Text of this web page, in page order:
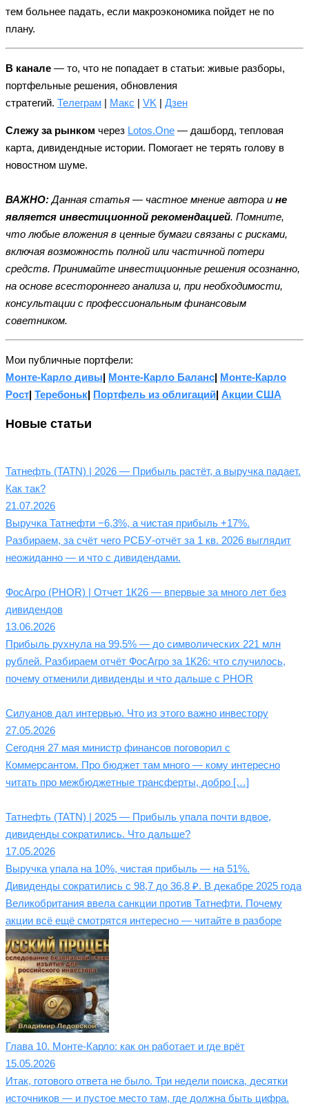
тем больнее падать, если макроэкономика пойдет не по
плану.
В канале — то, что не попадает в статьи: живые разборы,
портфельные решения, обновления
стратегий. Телеграм | Макс | VK | Дзен
Слежу за рынком через Lotos.One — дашборд, тепловая
карта, дивидендные истории. Помогает не терять голову в
новостном шуме.
ВАЖНО:Данная статья — частное мнение автора и не
является инвестиционной рекомендацией. Помните,
что любые вложения в ценные бумаги связаны с рисками,
включая возможность полной или частичной потери
средств. Принимайте инвестиционные решения осознанно,
на основе всестороннего анализа и, при необходимости,
консультации с профессиональным финансовым
советником.
Мои публичные портфели:
Монте-Карло дивы| Монте-Карло Баланс| Монте-Карло
Рост| Теребоньк| Портфель из облигаций| Акции США
Новые статьи
Татнефть (TATN) | 2026 — Прибыль растёт, а выручка падает.
Как так?
21.07.2026
Выручка Татнефти −6,3%, а чистая прибыль +17%.
Разбираем, за счёт чего РСБУ-отчёт за 1 кв. 2026 выглядит
неожиданно — и что с дивидендами.
ФосАгро (PHOR) | Отчет 1К26 — впервые за много лет без
дивидендов
13.06.2026
Прибыль рухнула на 99,5% — до символических 221 млн
рублей. Разбираем отчёт ФосАгро за 1К26: что случилось,
почему отменили дивиденды и что дальше с PHOR
Силуанов дал интервью. Что из этого важно инвестору
27.05.2026
Сегодня 27 мая министр финансов поговорил с
Коммерсантом. Про бюджет там много — кому интересно
читать про межбюджетные трансферты, добро […]
Татнефть (TATN) | 2025 — Прибыль упала почти вдвое,
дивиденды сократились. Что дальше?
17.05.2026
Выручка упала на 10%, чистая прибыль — на 51%.
Дивиденды сократились с 98,7 до 36,8 ₽. В декабре 2025 года
Великобритания ввела санкции против Татнефти. Почему
акции всё ещё смотрятся интересно — читайте в разборе
Глава 10. Монте-Карло: как он работает и где врёт
15.05.2026
Итак, готового ответа не было. Три недели поиска, десятки
источников — и пустое место там, где должна быть цифра.